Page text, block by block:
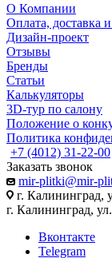
О Компании
Оплата, доставка
Дизайн-проект
Отзывы
Бренды
Статьи
Калькуляторы
3D-тур по салону
Положение о
Политика
+7 (4012) 31-22-00
Заказать звонок
mir-plitki@mir-
г. Калининград,
г. Калининград,
Вконтакте
Telegram